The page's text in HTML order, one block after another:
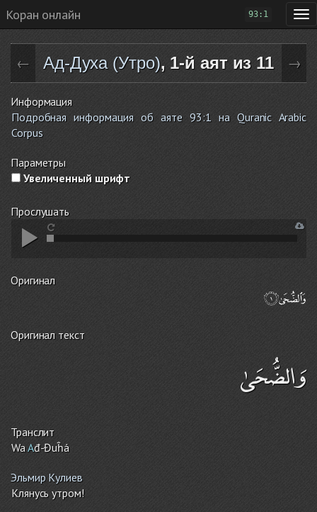
Коран онлайн 93:1
← Ад-Духа (Утро), 1-й аят из 11 →
Информация
Подробная информация об аяте 93:1 на Quranic Arabic
Corpus
Параметры
Увеличенный шрифт
Прослушать
Оригинал
Оригинал текст
وَالضُّحَىٰ
Транслит
WaAđ-Đuĥá
Эльмир Кулиев
Клянусь утром!